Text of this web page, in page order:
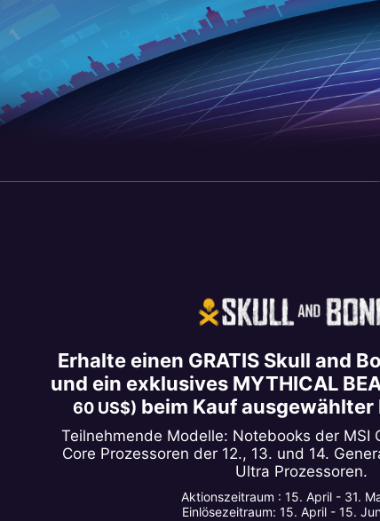
Erhalte einen GRATIS Skull and
und ein exklusives MYTHICAL
60 US$) beim Kauf ausgewählter
Teilnehmende Modelle: Notebooks der MSI
Core Prozessoren der 12., 13. und 14.
Ultra Prozessoren.
Aktionszeitraum : 15. April - 31.
Einlösezeitraum: 15. April - 15.